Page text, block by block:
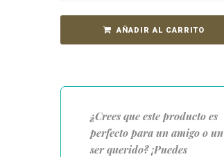
AÑADIR AL CARRITO
¿Crees que este producto es
perfecto para un amigo o un
ser querido? ¡Puedes